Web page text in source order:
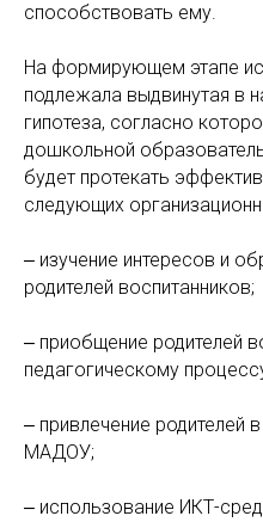
способствовать ему.
На формирующем этапе
подлежала выдвинутая в
гипотеза, согласно
дошкольной
будет протекать
следующих
‒ изучение интересов и
родителей воспитанников;
‒ приобщение родителей
педагогическому
‒ привлечение родителей
МАДОУ;
‒ использование ИКТ-